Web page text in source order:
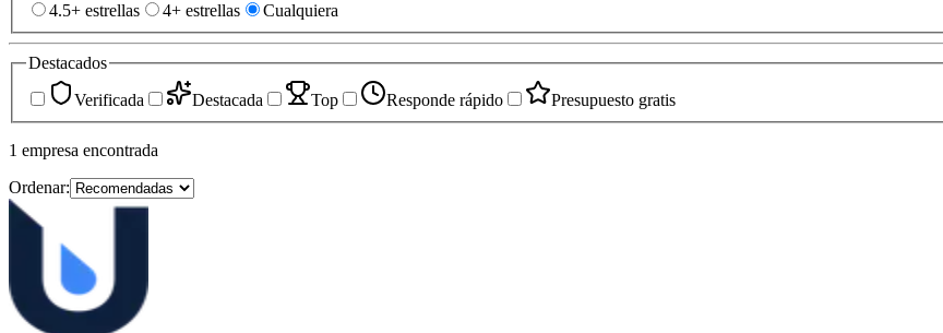
4.5+ estrellas
4+ estrellas Cualquiera
Destacados
Verificada
Destacada Top Responde rápido Presupuesto gratis
1 empresa encontrada
Ordenar: